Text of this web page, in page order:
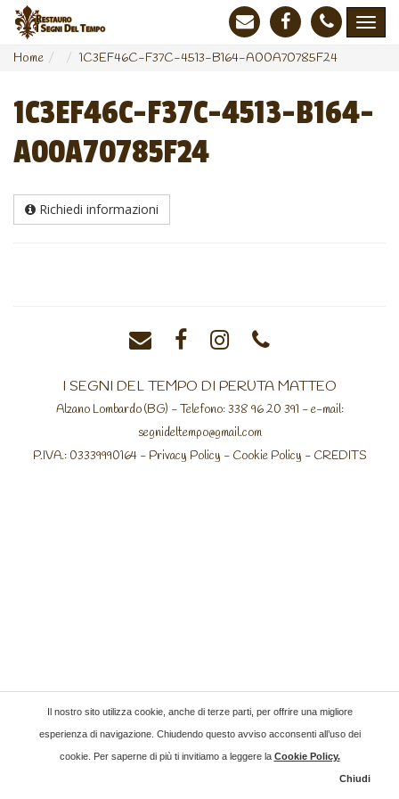
Home 1C3EF46C-F37C-4513-B164-A00A70785F24
1C3EF46C-F37C-4513-B164-
A00A70785F24
Richiedi informazioni
I SEGNI DEL TEMPO DI PERUTA MATTEO
Alzano Lombardo (BG) - Telefono: 338 96 20 391 - e-mail:
segnideltempo@gmail.com
P.IVA.: 03339990164 - Privacy Policy - Cookie Policy - CREDITS
Il nostro sito utilizza cookie, anche di terze parti, per offrire una migliore
esperienza di navigazione. Chiudendo questo avviso acconsenti all’uso dei
cookie. Per saperne di più ti invitiamo a leggere la Cookie Policy.
Chiudi